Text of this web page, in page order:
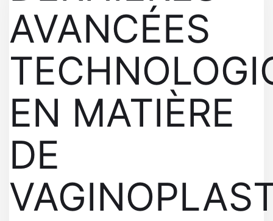
AVANCÉES
EN MATIÈRE
DE